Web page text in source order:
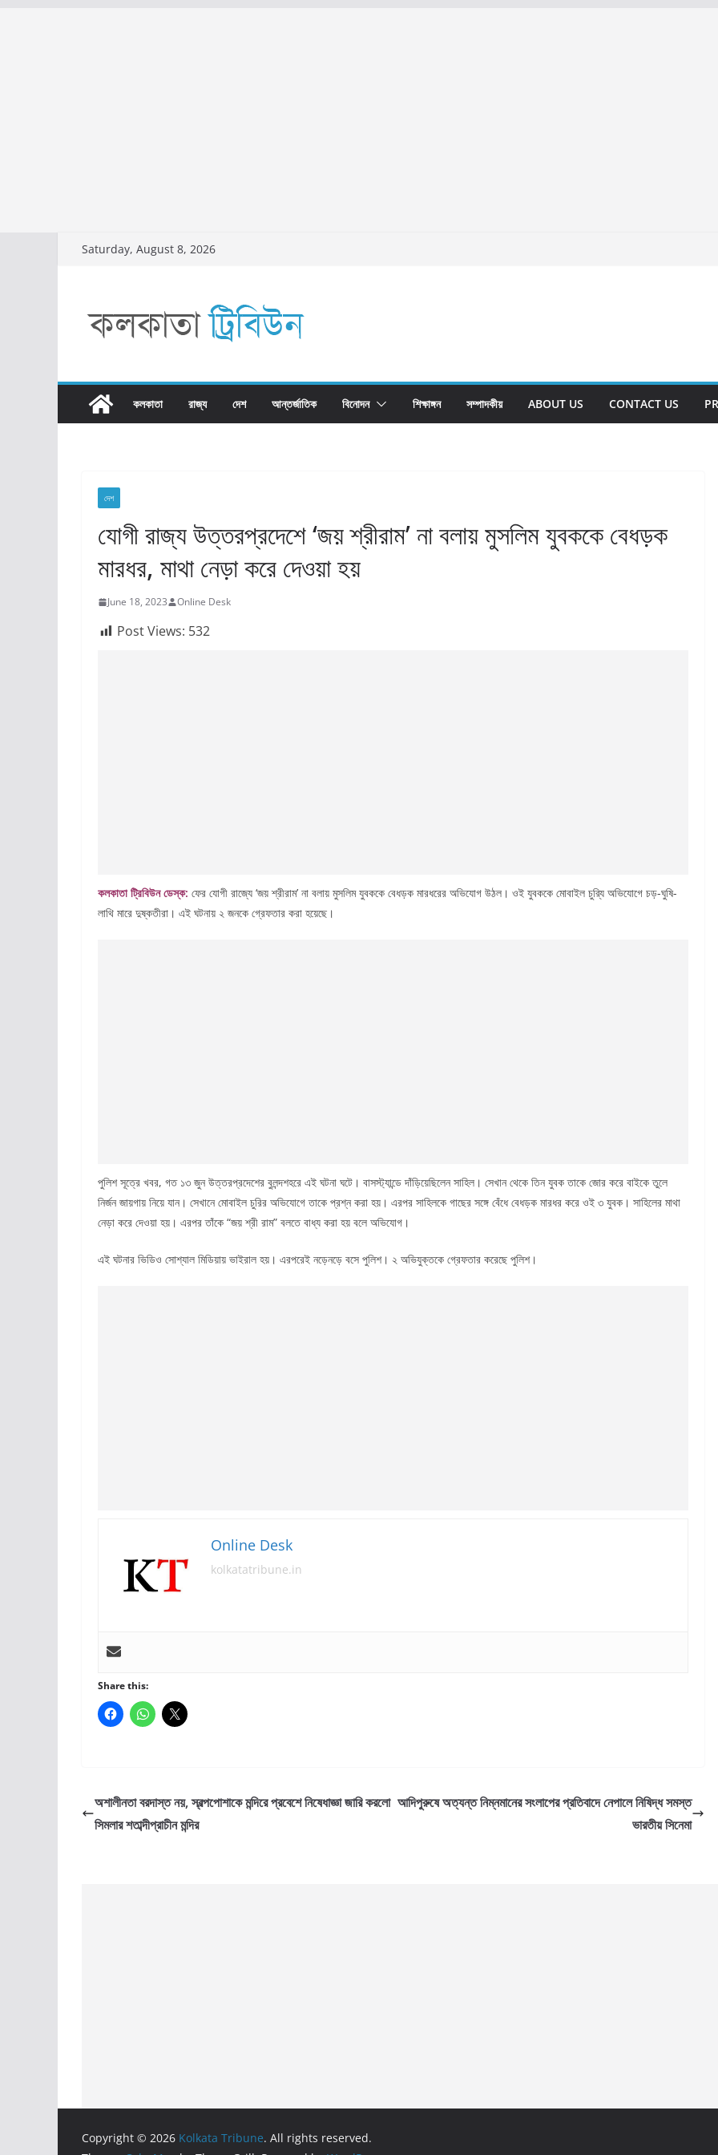
Saturday, August 8, 2026
কলকাতা রাজ্য​ দেশ আন্তর্জাতিক বিনোদন শিক্ষাঙ্গন সম্পাদকীয় ABOUT US CONTACT US
দেশ
যোগী রাজ্য উত্তরপ্রদেশে ‘জয় শ্রীরাম’ না বলায় মুসলিম যুবককে বেধড়ক
মারধর, মাথা নেড়া করে দেওয়া হয়
June 18, 2023 Online Desk
Post Views: 532
কলকাতা ট্রিবিউন ডেস্ক: ফের যোগী রাজ্যে ‘জয় শ্রীরাম’ না বলায় মুসলিম যুবককে বেধড়ক মারধরের অভিযোগ উঠল। ওই যুবককে মোবাইল চুরি্য অভিযোগে চড়-ঘুষি-
লাথি মারে দুষ্কতীরা। এই ঘটনায় ২ জনকে গ্রেফতার করা হয়েছে।
পুলিশ সূত্রে খবর, গত ১৩ জুন উত্তরপ্রদেশের বুলন্দশহরে এই ঘটনা ঘটে। বাসস্ট্যান্ডে দাঁড়িয়েছিলেন সাহিল। সেখান থেকে তিন যুবক তাকে জোর করে বাইকে তুলে
নির্জন জায়গায় নিয়ে যান। সেখানে মোবাইল চুরির অভিযোগে তাকে প্রশ্ন করা হয়। এরপর সাহিলকে গাছের সঙ্গে বেঁধে বেধড়ক মারধর করে ওই ৩ যুবক। সাহিলের মাথা
নেড়া করে দেওয়া হয়। এরপর তাঁকে “জয় শ্রী রাম” বলতে বাধ্য করা হয় বলে অভিযোগ।
এই ঘটনার ভিডিও সোশ্যাল মিডিয়ায় ভাইরাল হয়। এরপরেই নড়েনড়ে বসে পুলিশ। ২ অভিযুক্তকে গ্রেফতার করেছে পুলিশ।
Online Desk
kolkatatribune.in
Share this:
অশালীনতা বরদাস্ত নয়, স্বল্পপোশাকে মন্দিরে প্রবেশে নিষেধাজ্ঞা জারি করলো
সিমলার শতাব্দীপ্রাচীন মন্দির
আদিপুরুষে অত্যন্ত নিম্নমানের সংলাপের প্রতিবাদে নেপালে নিষিদ্ধ সমস্ত
ভারতীয় সিনেমা
Copyright © 2026 Kolkata Tribune. All rights reserved.